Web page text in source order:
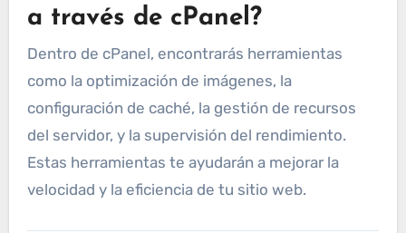
a través de cPanel?
Dentro de cPanel, encontrarás herramientas
como la optimización de imágenes, la
configuración de caché, la gestión de recursos
del servidor, y la supervisión del rendimiento.
Estas herramientas te ayudarán a mejorar la
velocidad y la eficiencia de tu sitio web.